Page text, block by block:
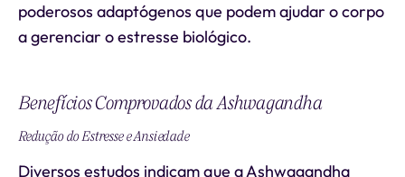
poderosos adaptógenos que podem ajudar o corpo
a gerenciar o estresse biológico.
Benefícios Comprovados da Ashwagandha
Redução do Estresse e Ansiedade
Diversos estudos indicam que a Ashwagandha